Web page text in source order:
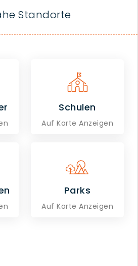
Standorte
Schulen
Auf Karte Anzeigen
Parks
Auf Karte Anzeigen